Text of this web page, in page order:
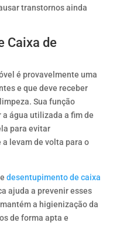
transtornos ainda
Caixa de
é provavelmente uma
e que deve receber
Sua função
água utilizada a fim de
para evitar
levam de volta para o
desentupimento de caixa
ajuda a prevenir esses
a higienização da
de forma apta e